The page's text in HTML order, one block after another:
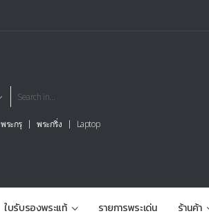
พระกรุ พระกริ่ง Laptop
ใบรับรองพระแท้ รายการพระเด่น ร้านค้า